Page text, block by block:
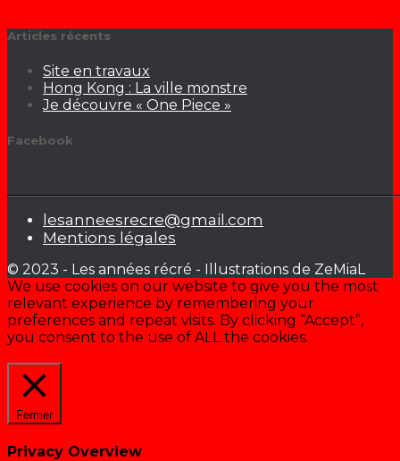
Articles récents
Site en travaux
Hong Kong : La ville monstre
Je découvre « One Piece »
Facebook
lesanneesrecre@gmail.com
Mentions légales
© 2023 - Les années récré - Illustrations de ZeMiaL
We use cookies on our website to give you the most
relevant experience by remembering your
preferences and repeat visits. By clicking “Accept”,
you consent to the use of ALL the cookies.
Fermer
Privacy Overview